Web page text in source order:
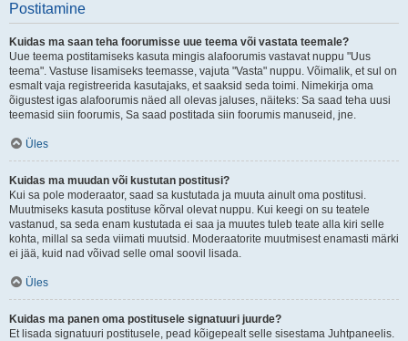
Postitamine
Kuidas ma saan teha foorumisse uue teema või vastata teemale?
Uue teema postitamiseks kasuta mingis alafoorumis vastavat nuppu "Uus
teema". Vastuse lisamiseks teemasse, vajuta "Vasta" nuppu. Võimalik, et sul on
esmalt vaja registreerida kasutajaks, et saaksid seda toimi. Nimekirja oma
õigustest igas alafoorumis näed all olevas jaluses, näiteks: Sa saad teha uusi
teemasid siin foorumis, Sa saad postitada siin foorumis manuseid, jne.
Üles
Kuidas ma muudan või kustutan postitusi?
Kui sa pole moderaator, saad sa kustutada ja muuta ainult oma postitusi.
Muutmiseks kasuta postituse kõrval olevat nuppu. Kui keegi on su teatele
vastanud, sa seda enam kustutada ei saa ja muutes tuleb teate alla kiri selle
kohta, millal sa seda viimati muutsid. Moderaatorite muutmisest enamasti märki
ei jää, kuid nad võivad selle omal soovil lisada.
Üles
Kuidas ma panen oma postitusele signatuuri juurde?
Et lisada signatuuri postitusele, pead kõigepealt selle sisestama Juhtpaneelis.